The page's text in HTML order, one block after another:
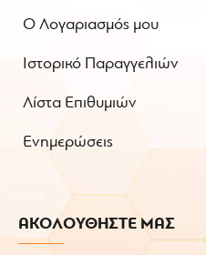
Ο Λογαριασμός μου
Ιστορικό Παραγγελιών
Λίστα Επιθυμιών
Ενημερώσεις
ΑΚΟΛΟΥΘΗΣΤΕ ΜΑΣ